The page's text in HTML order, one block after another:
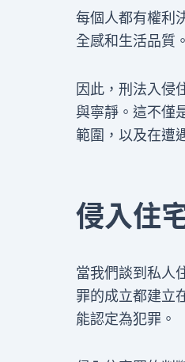
每個人都有權利
全感和生活品質
因此，刑法入侵
與寧靜。這不僅
範圍，以及在遭
侵入住
當我們談到私人
罪的成立都建立
能認定為犯罪。